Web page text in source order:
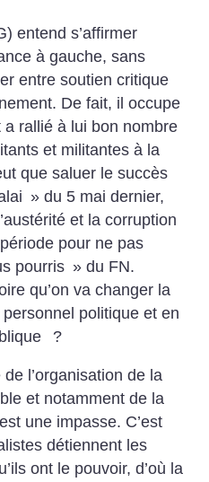
entend s’affirmer
à gauche, sans
entre soutien critique
De fait, il occupe
a rallié à lui bon nombre
et militantes à la
que saluer le succès
» du 5 mai dernier,
et la corruption
pour ne pas
pourris » du FN.
qu’on va changer la
politique et en
?
l’organisation de la
et notamment de la
une impasse. C’est
détiennent les
ont le pouvoir, d’où la